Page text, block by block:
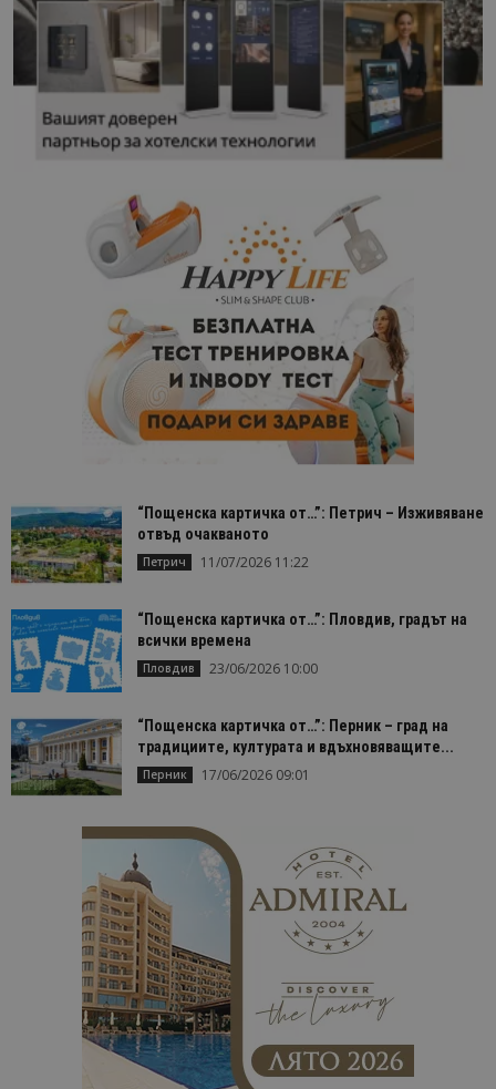
“Пощенска картичка от…”: Петрич – Изживяване
отвъд очакваното
Петрич 11/07/2026 11:22
“Пощенска картичка от…”: Пловдив, градът на
всички времена
Пловдив 23/06/2026 10:00
“Пощенска картичка от…”: Перник – град на
традициите, културата и вдъхновяващите...
Перник 17/06/2026 09:01